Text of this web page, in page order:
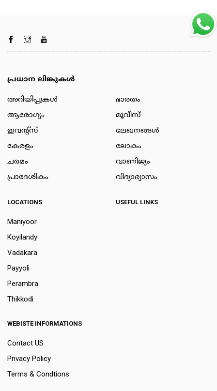
പ്രധാന ലിങ്കുകൾ
അറിയിപ്പുകള്‍
ആരോഗ്യം
ഇവന്റ്സ്
കേരളം
ചരമം
പ്രാദേശികം
ഭാരതം
മൂവീസ്
ലേഖനങ്ങള്‍
ലോകം
വാണിജ്യം
വിദ്യാഭ്യാസം
LOCATIONS
Maniyoor
Koyilandy
Vadakara
Payyoli
Perambra
Thikkodi
USEFUL LINKS
WEBISTE INFORMATIONS
Contact US
Privacy Policy
Terms & Condtions